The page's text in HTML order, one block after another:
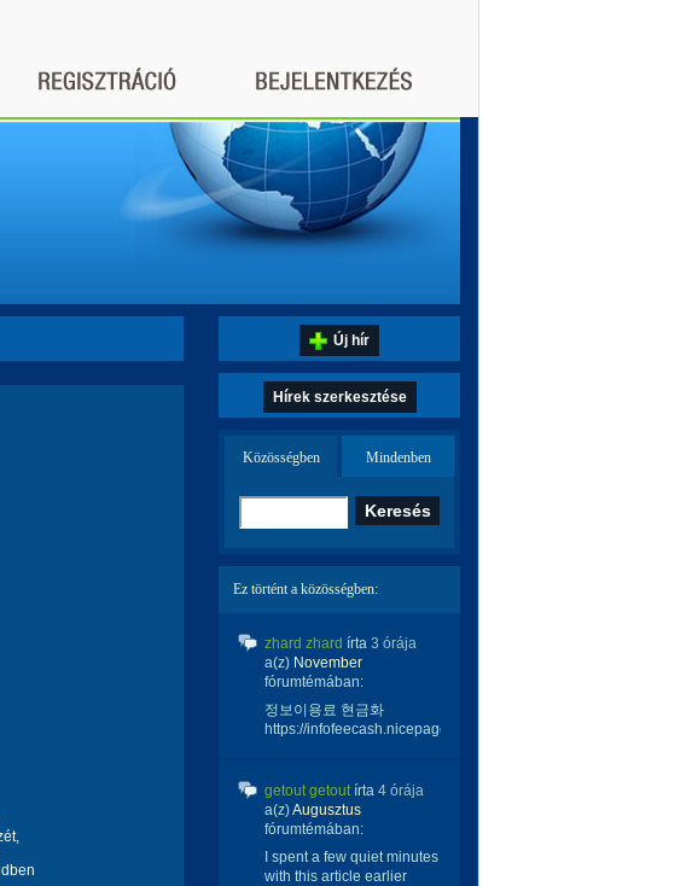
Új hír
Hírek szerkesztése
Közösségben Mindenben
Ez történt a közösségben:
zhard zhard írta 3 órája
a(z) November
fórumtémában:
정보이용료 현금화
https://infofeecash.nicepage...
getout getoutírta 4 órája
a(z)Augusztus
fórumtémában:
I spent a few quiet minutes
with this article earlier